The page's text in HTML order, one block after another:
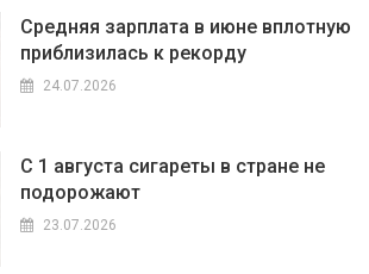
Средняя зарплата в июне вплотную
приблизилась к рекорду
24.07.2026
С 1 августа сигареты в стране не
подорожают
23.07.2026